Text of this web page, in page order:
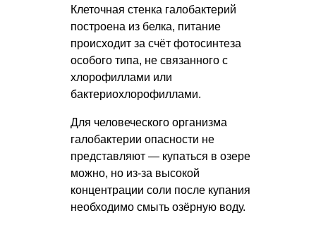
Клеточная стенка галобактерий
построена из белка, питание
происходит за счёт фотосинтеза
особого типа, не связанного с
хлорофиллами или
бактериохлорофиллами.
Для человеческого организма
галобактерии опасности не
представляют — купаться в озере
можно, но из-за высокой
концентрации соли после купания
необходимо смыть озёрную воду.